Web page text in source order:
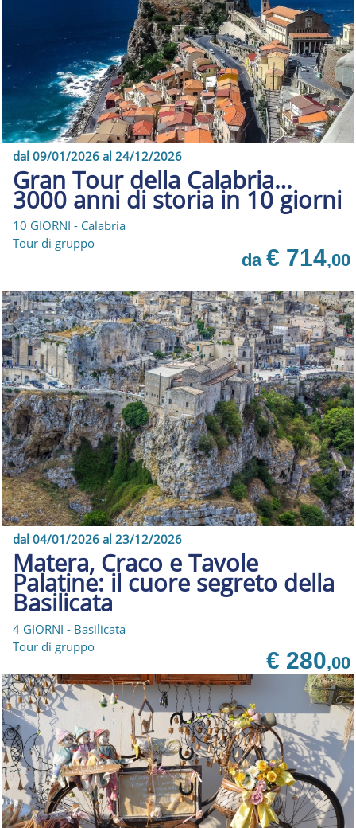
dal 09/01/2026 al 24/12/2026
Gran Tour della Calabria…
3000 anni di storia in 10 giorni
10 GIORNI - Calabria
Tour di gruppo
da € 714,00
dal 04/01/2026 al 23/12/2026
Matera, Craco e Tavole
Palatine: il cuore segreto della
Basilicata
4 GIORNI - Basilicata
Tour di gruppo
€ 280,00